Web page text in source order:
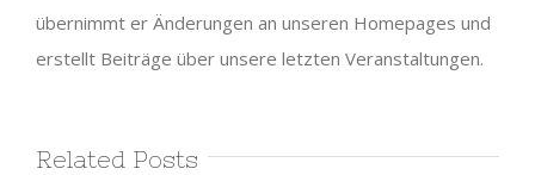
übernimmt er Änderungen an unseren Homepages und
erstellt Beiträge über unsere letzten Veranstaltungen.
Related Posts